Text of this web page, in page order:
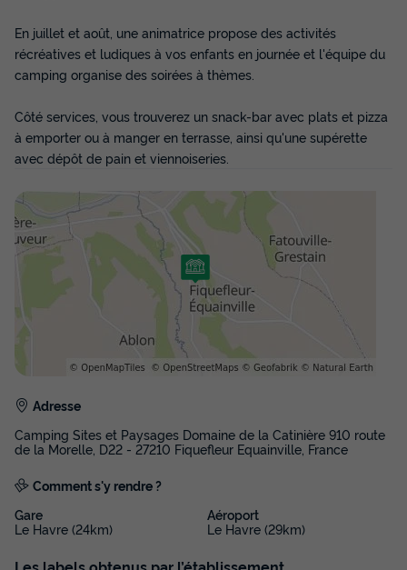
MOBILHOME 2 personnes - Mobil-Home - CONFORT - 1
du14/10/2026au21/10/2026
Meilleur prix pour 7 nuits
Modifier les dates
398,20 €
Voir les disponibilités
MOBILHOME 4 personnes - CONFORT - 2
Chambres - TV - sans terrasse
Annulation gratuite
Surface
28m²
Chambres
2
En juillet et août, une animatrice propose des activités
récréatives et ludiques à vos enfants en journée et l'équipe du
camping organise des soirées à thèmes.
Côté services, vous trouverez un snack-bar avec plats et pizza
à emporter ou à manger en terrasse, ainsi qu'une supérette
avec dépôt de pain et viennoiseries.
Adresse
Camping Sites et Paysages Domaine de la Catinière 910 route
de la Morelle, D22 - 27210 Fiquefleur Equainville, France
Comment s'y rendre ?
Gare
Le Havre (24km)
Aéroport
Le Havre (29km)